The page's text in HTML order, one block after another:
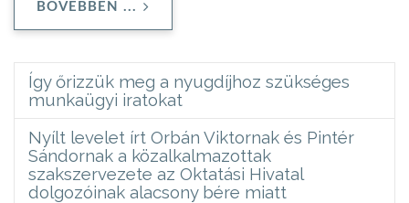
BŐVEBBEN ...
Így őrizzük meg a nyugdíjhoz szükséges
munkaügyi iratokat
Nyílt levelet írt Orbán Viktornak és Pintér
Sándornak a közalkalmazottak
szakszervezete az Oktatási Hivatal
dolgozóinak alacsony bére miatt